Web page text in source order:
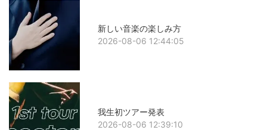
新しい音楽の楽しみ方
2026-08-06 12:44:05
我生初ツアー発表
2026-08-06 12:39:10